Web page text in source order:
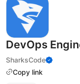
DevOps
SharksCode
Copy link